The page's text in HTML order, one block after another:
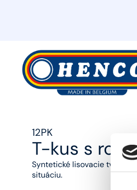
12PK
T-kus s
Syntetické lisovacie tvarovky
situáciu.